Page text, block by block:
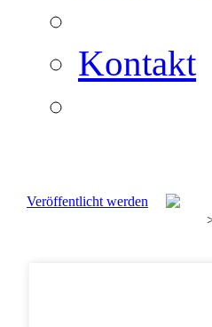
Kontakt
Veröffentlicht werden